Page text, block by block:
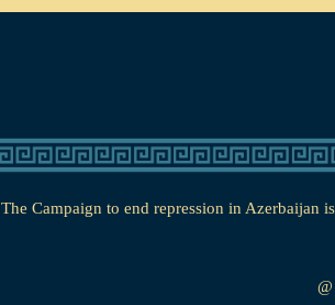
The Campaign to end repression in Azerbaijan